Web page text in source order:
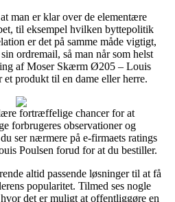
man er klar over de elementære
til eksempel hvilken byttepolitik
er det på samme måde vigtigt,
ordremail, så man når som helst
af Moser Skærm Ø205 – Louis
et produkt til en dame eller herre.
fortræffelige chancer for at
forbrugeres observationer og
ser nærmere på e-firmaets ratings
Poulsen forud for at du bestiller.
altid passende løsninger til at få
popularitet. Tilmed ses nogle
det er muligt at offentliggøre en